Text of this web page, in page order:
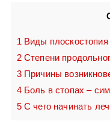
1 Виды плоскостопия
2Степени
3Причины
4Боль в стопах –
5С чего начинать